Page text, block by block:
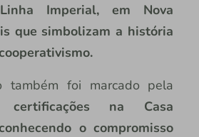
Linha Imperial, em Nova
que simbolizam a história
também foi marcado pela
na Casa
o compromisso